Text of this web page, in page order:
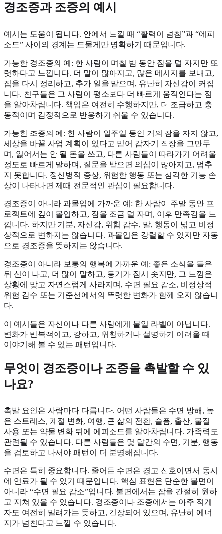
경조증과 조증의 예시
예시는 도움이 됩니다. 안에서 느낄 때 “활력이 넘침”과 “에피
소드” 사이의 경계는 드물게만 명확하기 때문입니다.
가능한 경조증의 예: 한 사람이 며칠 밤 동안 잠을 덜 자지만 또
렷하다고 느낍니다. 더 말이 많아지고, 많은 메시지를 보내고,
집을 다시 정리하고, 추가 일을 맡으며, 유난히 자신감이 커집
니다. 친구들은 그 사람이 평소보다 더 빠르게 움직인다는 점
을 알아차립니다. 책임은 여전히 수행하지만, 더 조급하고 충
동적이며 감정적으로 반응하기 쉬울 수 있습니다.
가능한 조증의 예: 한 사람이 일주일 동안 거의 잠을 자지 않고,
세상을 바꿀 사업 계획이 있다고 믿어 갑자기 직장을 그만두
며, 잃어서는 안 될 돈을 쓰고, 다른 사람들이 따라가기 어려울
정도로 빠르게 말하며, 질문을 받으면 의심이 많아지고, 멈추
지 못합니다. 정신병적 증상, 위험한 행동 또는 심각한 기능 손
상이 나타나면 제때 전문적인 관심이 필요합니다.
경조증이 아니라 과몰입에 가까운 예: 한 사람이 주말 동안 프
로젝트에 깊이 몰입하고, 잠을 조금 덜 자며, 이후 만족감을 느
낍니다. 하지만 기분, 자신감, 위험 감수, 말, 행동이 넓고 비정
상적으로 변하지는 않습니다. 과몰입은 강렬할 수 있지만 자동
으로 경조증을 뜻하지는 않습니다.
경조증이 아니라 보통의 행복에 가까운 예: 좋은 소식을 들은
뒤 신이 나고, 더 많이 말하고, 동기가 잠시 솟지만, 그 느낌은
상황에 맞고 자연스럽게 사라지며, 수면 필요 감소, 비정상적
위험 감수 또는 기준선에서의 뚜렷한 변화가 함께 오지 않습니
다.
이 예시들은 자신이나 다른 사람에게 붙일 라벨이 아닙니다.
변화가 반복적이고, 강하고, 위험하거나 설명하기 어려울 때
이야기해 볼 수 있는 패턴입니다.
무엇이 경조증이나 조증을 촉발할 수 있
나요?
촉발 요인은 사람마다 다릅니다. 어떤 사람들은 수면 방해, 높
은 스트레스, 계절 변화, 여행, 큰 삶의 전환, 슬픔, 출산, 물질
사용 또는 약물 변화 뒤에 에피소드를 알아차립니다. 가족력도
관련될 수 있습니다. 다른 사람들은 몇 달간의 수면, 기분, 행동
을 검토하고 나서야 패턴이 더 분명해집니다.
수면은 특히 중요합니다. 줄어든 수면은 경고 신호이면서 동시
에 연료가 될 수 있기 때문입니다. 핵심 표현은 단순한 불면이
아니라 “수면 필요 감소”입니다. 불면에서는 잠을 간절히 원하
고 지쳐 있을 수 있습니다. 경조증이나 조증에서는 아주 적게
자도 여전히 밀려가는 듯하고, 긴장되어 있으며, 유난히 에너
지가 넘친다고 느낄 수 있습니다.